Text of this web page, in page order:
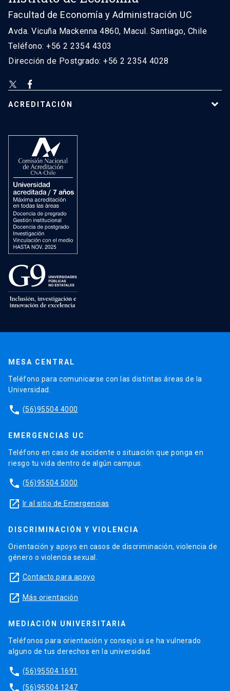
Facultad de Economía y Administración UC
Avda. Vicuña Mackenna 4860, Macul. Santiago, Chile
Teléfono: +56 2 2354 4303
Dirección de Postgrado: +56 2 2354 4028
ACREDITACIÓN
MESA CENTRAL
Teléfono para comunicarse con las distintas áreas de la
Universidad.
phone (56)95504 4000
EMERGENCIAS UC
Teléfono en caso de accidente o situación que ponga en
riesgo tu vida dentro de algún campus.
phone (56)95504 5000
launch Ir al sitio de Emergencias
DISCRIMINACIÓN Y VIOLENCIA
Orientación y apoyo en casos de discriminación, violencia de
género o violencia sexual.
launch Contacto para apoyo
launch Más orientación
MEDIACIÓN UNIVERSITARIA
Teléfonos para orientación y consejo si se ha vulnerado
alguno de tus derechos en la universidad.
phone (56)95504 1691
phone (56)95504 1247